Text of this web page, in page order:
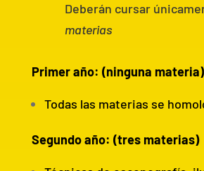
Deberán cursar
materias
Primer año: (ninguna materia)
Todas las materias se
Segundo año: (tres materias)